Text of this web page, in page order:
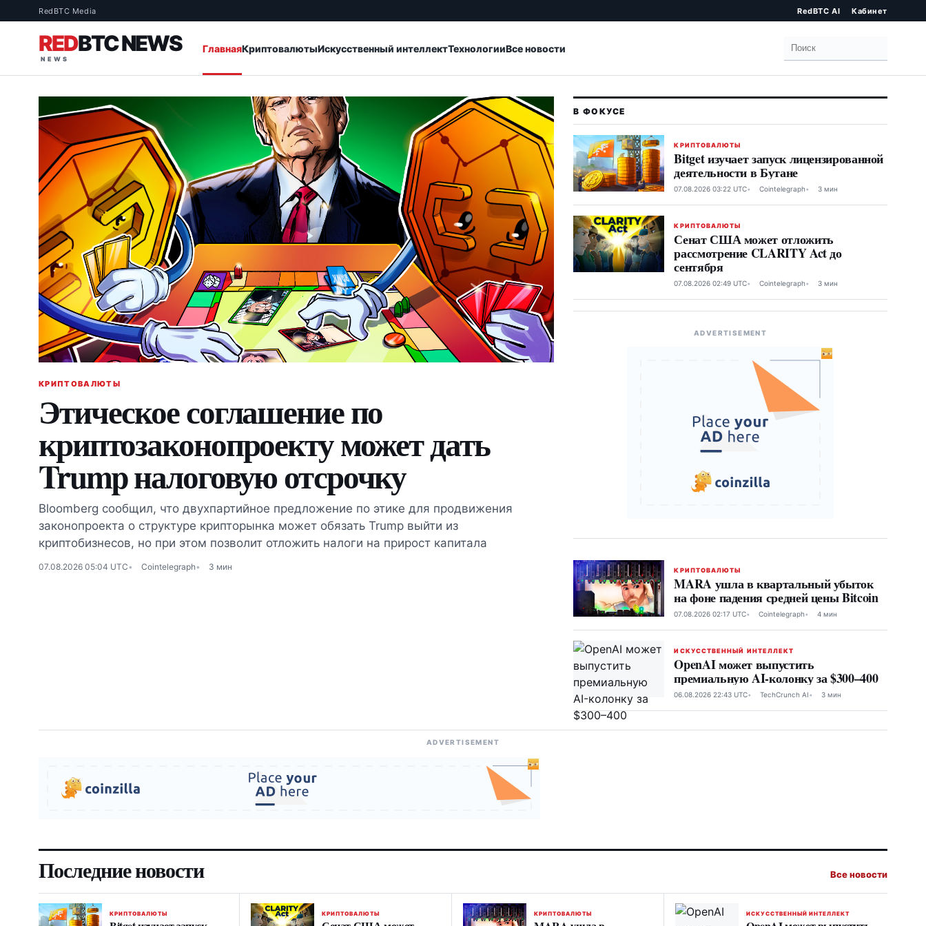
RedBTC Media RedBTC AI Кабинет
REDBTC NEWS ГлавнаяКриптовалютыИскусственный интеллектТехнологииВсе новости Поиск
КРИПТОВАЛЮТЫ
Этическое соглашение по
криптозаконопроекту может дать
Trump налоговую отсрочку
Bloomberg сообщил, что двухпартийное предложение по этике для продвижения
законопроекта о структуре крипторынка может обязать Trump выйти из
криптобизнесов, но при этом позволит отложить налоги на прирост капитала
07.08.2026 05:04 UTC Cointelegraph 3 мин
КРИПТОВАЛЮТЫ
Bitget изучает запуск лицензированной
деятельности в Бутане
07.08.2026 03:22 UTC Cointelegraph 3 мин
КРИПТОВАЛЮТЫ
Сенат США может отложить
рассмотрение CLARITY Act до
сентября
07.08.2026 02:49 UTC Cointelegraph 3 мин
ADVERTISEMENT
КРИПТОВАЛЮТЫ
MARA ушла в квартальный убыток
на фоне падения средней цены Bitcoin
07.08.2026 02:17 UTC Cointelegraph 4 мин
ИСКУССТВЕННЫЙ ИНТЕЛЛЕКТ
OpenAI может выпустить
премиальную AI-колонку за $300–400
06.08.2026 22:43 UTC TechCrunch AI 3 мин
ADVERTISEMENT
Последние новости Все новости
КРИПТОВАЛЮТЫ КРИПТОВАЛЮТЫ КРИПТОВАЛЮТЫ ИСКУССТВЕННЫЙ ИНТЕЛЛЕКТ